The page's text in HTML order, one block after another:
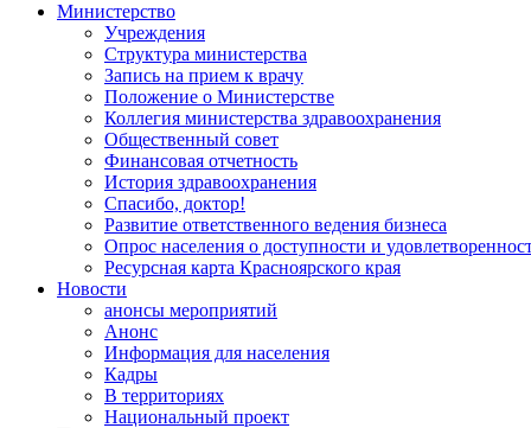
Министерство
Учреждения
Структура министерства
Запись на прием к врачу
Положение о Министерстве
Коллегия министерства здравоохранения
Общественный совет
Финансовая отчетность
История здравоохранения
Спасибо, доктор!
Развитие ответственного ведения бизнеса
Опрос населения о доступности и
Ресурсная карта Красноярского края
Новости
анонсы мероприятий
Анонс
Информация для населения
Кадры
В территориях
Национальный проект